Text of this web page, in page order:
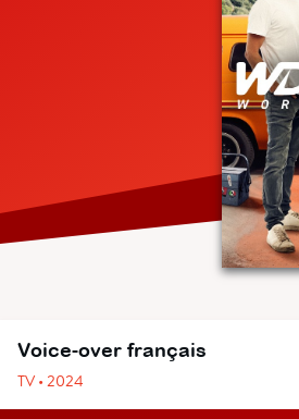
Voice-over français
TV • 2024